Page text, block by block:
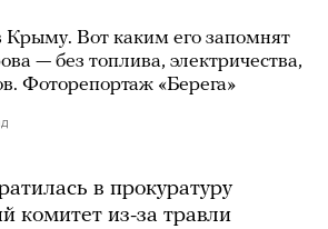
Крыму. Вот каким его запомнят
— без топлива, электричества,
Фоторепортаж «Берега»
в прокуратуру
комитет из-за травли